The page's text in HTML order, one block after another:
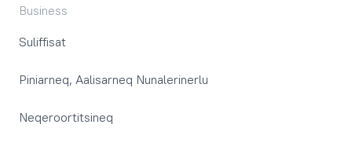
Business
Suliffisat
Piniarneq, Aalisarneq Nunalerinerlu
Neqeroortitsineq